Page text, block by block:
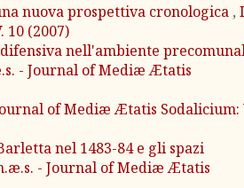
nuova prospettiva cronologica ,I
(2007)
nell'ambiente
- Journal of Mediæ Ætatis
of Mediæ Ætatis Sodalicium:
nel 1483-84 e gli spazi
- Journal of Mediæ Ætatis